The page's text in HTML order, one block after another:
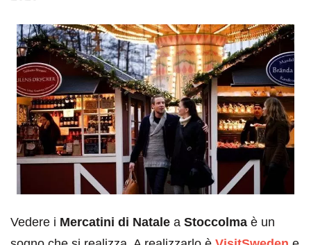
Vedere i Mercatini di Natale a Stoccolma è un